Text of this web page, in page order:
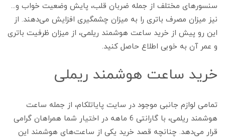
سنسورهای مختلف از جمله ضربان قلب، پایش وضعیت خواب و...
نیز میزان مصرف باتری را به میزان چشمگیری افزایش می‌دهند. از
این رو پیش از خرید ساعت هوشمند ریلمی، از میزان ظرفیت باتری
و عمر آن به خوبی اطلاع حاصل کنید.
خرید ساعت هوشمند ریملی
تمامی لوازم جانبی موجود در سایت پایاتلکام، از جمله ساعت
هوشمند ریلمی، با گارانتی 6 ماهه در اختیار شما همراهان گرامی
قرار می‌دهد. چنانچه قصد خرید یکی از ساعت‌های هوشمند این